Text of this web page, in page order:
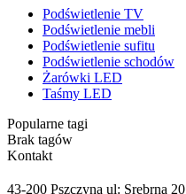
Podświetlenie TV
Podświetlenie mebli
Podświetlenie sufitu
Podświetlenie schodów
Żarówki LED
Taśmy LED
Popularne tagi
Brak tagów
Kontakt
43-200 Pszczyna ul: Srebrna 20